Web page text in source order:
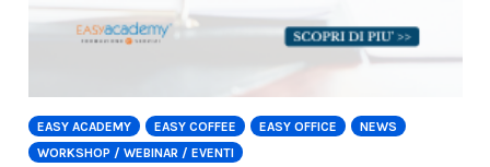
EASY ACADEMY EASY COFFEE EASY OFFICE
NEWS
WORKSHOP / WEBINAR / EVENTI